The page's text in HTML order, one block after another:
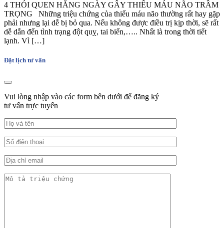
4 THÓI QUEN HẰNG NGÀY GÂY THIẾU MÁU NÃO TRẦM
TRỌNG Những triệu chứng của thiếu máu não thường rất hay gặp
phải nhưng lại dễ bị bỏ qua. Nếu không được điều trị kịp thời, sẽ rất
dễ dẫn đến tình trạng đột quỵ, tai biến,….. Nhất là trong thời tiết
lạnh. Vì […]
Đặt lịch tư vấn
Vui lòng nhập vào các form bên dưới để đăng ký
tư vấn trực tuyến